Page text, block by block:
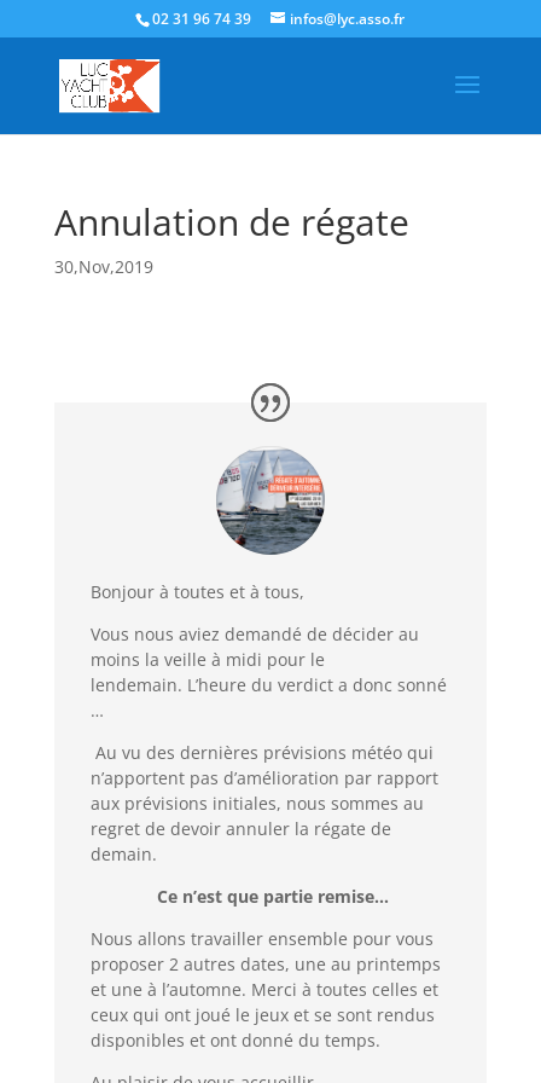
02 31 96 74 39 infos@lyc.asso.fr
Annulation de régate
30,Nov,2019
Bonjour à toutes et à tous,
Vous nous aviez demandé de décider au
moins la veille à midi pour le
lendemain. L’heure du verdict a donc sonné
…
Au vu des dernières prévisions météo qui
n’apportent pas d’amélioration par rapport
aux prévisions initiales, nous sommes au
regret de devoir annuler la régate de
demain.
Ce n’est que partie remise…
Nous allons travailler ensemble pour vous
proposer 2 autres dates, une au printemps
et une à l’automne. Merci à toutes celles et
ceux qui ont joué le jeux et se sont rendus
disponibles et ont donné du temps.